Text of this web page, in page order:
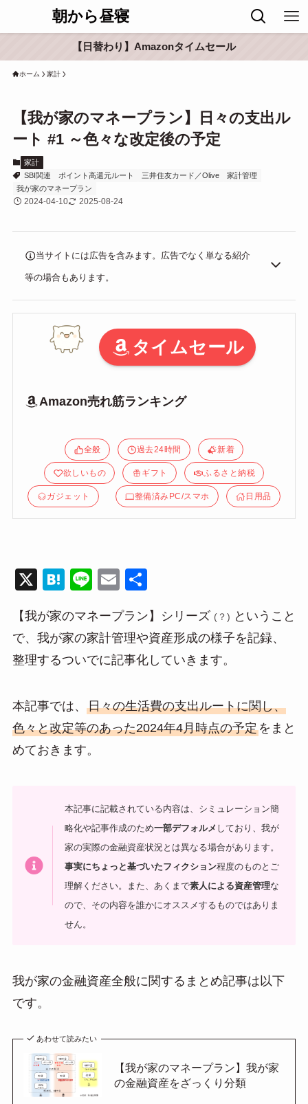
朝から昼寝
【日替わり】Amazonタイムセール
ホーム 家計
【我が家のマネープラン】日々の支出ル
ート #1 ～色々な改定後の予定
家計
SBI関連
ポイント高還元ルート 三井住友カード／Olive
家計管理
我が家のマネープラン
2024-04-10 2025-08-24
当サイトには広告を含みます。広告でなく単なる紹介
等の場合もあります。
タイムセール
Amazon売れ筋ランキング
全般 過去24時間 新着
欲しいもの ギフト ふるさと納税
ガジェット 整備済みPC/スマホ 日用品
X
H
e
n
a
Li
e
E
ail
【我が家のマネープラン】シリーズ (？) ということ
で、我が家の家計管理や資産形成の様子を記録、
整理するついでに記事化していきます。
本記事では、 日々の生活費の支出ルートに関し、
色々と改定等のあった2024年4月時点の予定をまと
めておきます。
本記事に記載されている内容は、シミュレーション簡
略化や記事作成のため一部デフォルメ しており、我が
家の実際の金融資産状況とは異なる場合があります。
事実にちょっと基づいたフィクション程度のものとご
理解ください。
また、あくまで素人による資産管理な
ので、その内容を誰かにオススメするものではありま
せん。
我が家の金融資産全般に関するまとめ記事は以下
です。
あわせて読みたい
【我が家のマネープラン】我が家
の金融資産をざっくり分類